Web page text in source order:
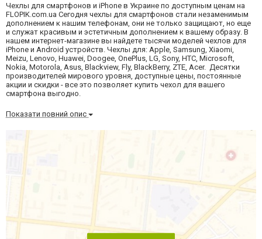
Чехлы для смартфонов и iPhone в Украине по доступным ценам на
FLOPIK.com.ua Сегодня чехлы для смартфонов стали незаменимым
дополнением к нашим телефонам, они не только защищают, но еще
и служат красивым и эстетичным дополнением к вашему образу. В
нашем интернет-магазине вы найдете тысячи моделей чехлов для
iPhone и Android устройств. Чехлы для: Apple, Samsung, Xiaomi,
Meizu, Lenovo, Huawei, Doogee, OnePlus, LG, Sony, HTC, Microsoft,
Nokia, Motorola, Asus, Blackview, Fly, BlackBerry, ZTE, Acer. Десятки
производителей мирового уровня, доступные цены, постоянные
акции и скидки - все это позволяет купить чехол для вашего
смартфона выгодно.
Показати повний опис